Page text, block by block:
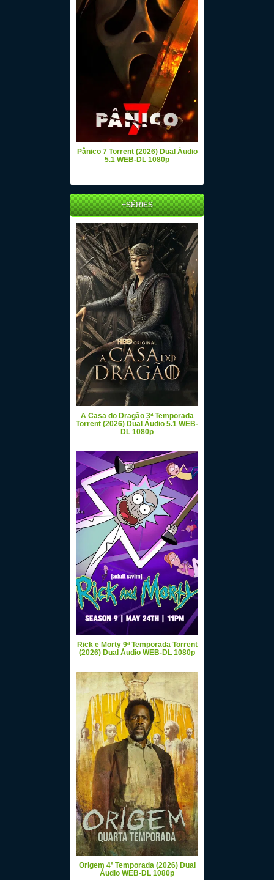
Pânico 7 Torrent (2026) Dual Áudio
5.1 WEB-DL 1080p
+SÉRIES
A Casa do Dragão 3ª Temporada
Torrent (2026) Dual Áudio 5.1 WEB-
DL 1080p
Rick e Morty 9ª Temporada Torrent
(2026) Dual Áudio WEB-DL 1080p
Origem 4ª Temporada (2026) Dual
Áudio WEB-DL 1080p